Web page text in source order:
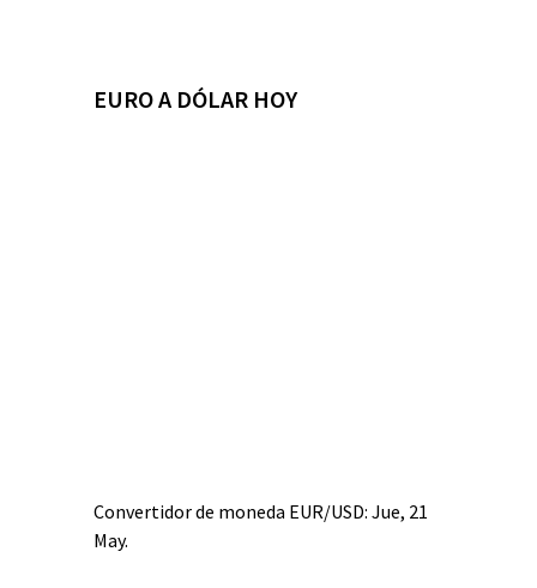
EURO A DÓLAR HOY
Convertidor de moneda EUR/USD: Jue, 21
May.